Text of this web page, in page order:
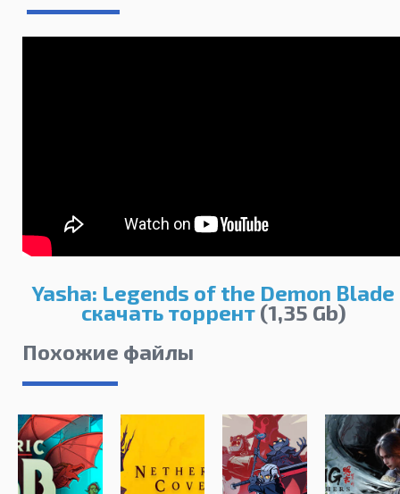
Yasha: Legends of the Demon Blade
скачать торрент(1,35 Gb)
Похожие файлы